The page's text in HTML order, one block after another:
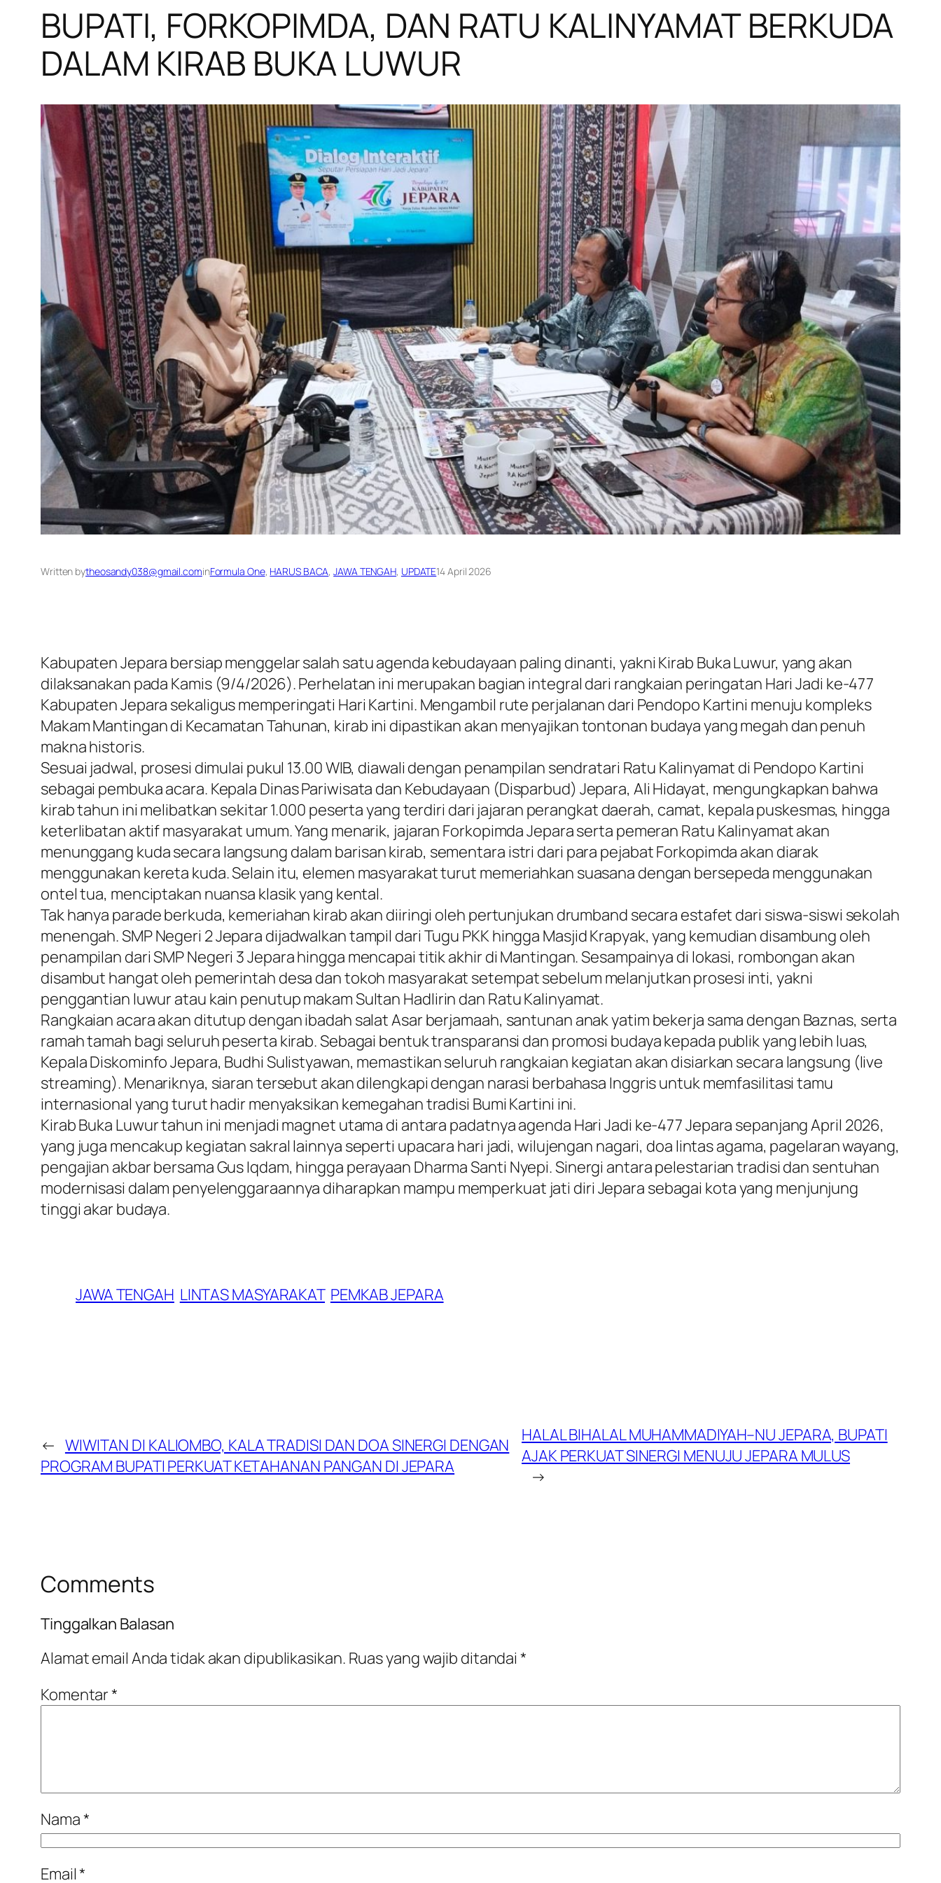
BUPATI, FORKOPIMDA, DAN RATU KALINYAMAT BERKUDA
DALAM KIRAB BUKA LUWUR
Written bytheosandy038@gmail.cominFormula One, HARUS BACA, JAWA TENGAH, UPDATE14 April 2026
Kabupaten Jepara bersiap menggelar salah satu agenda kebudayaan paling dinanti, yakni Kirab Buka Luwur, yang akan
dilaksanakan pada Kamis (9/4/2026). Perhelatan ini merupakan bagian integral dari rangkaian peringatan Hari Jadi ke-477
Kabupaten Jepara sekaligus memperingati Hari Kartini. Mengambil rute perjalanan dari Pendopo Kartini menuju kompleks
Makam Mantingan di Kecamatan Tahunan, kirab ini dipastikan akan menyajikan tontonan budaya yang megah dan penuh
makna historis.
​Sesuai jadwal, prosesi dimulai pukul 13.00 WIB, diawali dengan penampilan sendratari Ratu Kalinyamat di Pendopo Kartini
sebagai pembuka acara. Kepala Dinas Pariwisata dan Kebudayaan (Disparbud) Jepara, Ali Hidayat, mengungkapkan bahwa
kirab tahun ini melibatkan sekitar 1.000 peserta yang terdiri dari jajaran perangkat daerah, camat, kepala puskesmas, hingga
keterlibatan aktif masyarakat umum. Yang menarik, jajaran Forkopimda Jepara serta pemeran Ratu Kalinyamat akan
menunggang kuda secara langsung dalam barisan kirab, sementara istri dari para pejabat Forkopimda akan diarak
menggunakan kereta kuda. Selain itu, elemen masyarakat turut memeriahkan suasana dengan bersepeda menggunakan
ontel tua, menciptakan nuansa klasik yang kental.
​Tak hanya parade berkuda, kemeriahan kirab akan diiringi oleh pertunjukan drumband secara estafet dari siswa-siswi sekolah
menengah. SMP Negeri 2 Jepara dijadwalkan tampil dari Tugu PKK hingga Masjid Krapyak, yang kemudian disambung oleh
penampilan dari SMP Negeri 3 Jepara hingga mencapai titik akhir di Mantingan. Sesampainya di lokasi, rombongan akan
disambut hangat oleh pemerintah desa dan tokoh masyarakat setempat sebelum melanjutkan prosesi inti, yakni
penggantian luwur atau kain penutup makam Sultan Hadlirin dan Ratu Kalinyamat.
​Rangkaian acara akan ditutup dengan ibadah salat Asar berjamaah, santunan anak yatim bekerja sama dengan Baznas, serta
ramah tamah bagi seluruh peserta kirab. Sebagai bentuk transparansi dan promosi budaya kepada publik yang lebih luas,
Kepala Diskominfo Jepara, Budhi Sulistyawan, memastikan seluruh rangkaian kegiatan akan disiarkan secara langsung (live
streaming). Menariknya, siaran tersebut akan dilengkapi dengan narasi berbahasa Inggris untuk memfasilitasi tamu
internasional yang turut hadir menyaksikan kemegahan tradisi Bumi Kartini ini.
​Kirab Buka Luwur tahun ini menjadi magnet utama di antara padatnya agenda Hari Jadi ke-477 Jepara sepanjang April 2026,
yang juga mencakup kegiatan sakral lainnya seperti upacara hari jadi, wilujengan nagari, doa lintas agama, pagelaran wayang,
pengajian akbar bersama Gus Iqdam, hingga perayaan Dharma Santi Nyepi. Sinergi antara pelestarian tradisi dan sentuhan
modernisasi dalam penyelenggaraannya diharapkan mampu memperkuat jati diri Jepara sebagai kota yang menjunjung
tinggi akar budaya.
JAWA TENGAH LINTAS MASYARAKAT PEMKAB JEPARA
← WIWITAN DI KALIOMBO, KALA TRADISI DAN DOA SINERGI DENGAN
PROGRAM BUPATI PERKUAT KETAHANAN PANGAN DI JEPARA
HALAL BIHALAL MUHAMMADIYAH–NU JEPARA, BUPATI
AJAK PERKUAT SINERGI MENUJU JEPARA MULUS
→
Comments
Tinggalkan Balasan
Alamat email Anda tidak akan dipublikasikan. Ruas yang wajib ditandai*
Komentar*
Nama*
Email*